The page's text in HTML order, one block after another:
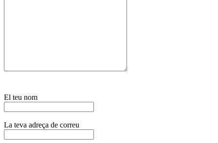
El teu nom
La teva adreça de correu